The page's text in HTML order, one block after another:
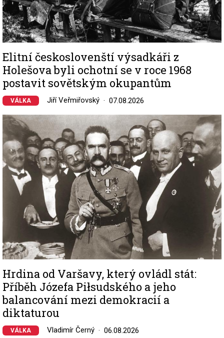
Elitní českoslovenští výsadkáři z
Holešova byli ochotní se v roce 1968
postavit sovětským okupantům
VÁLKA Jiří Veřmiřovský 07.08.2026
Image
Hrdina od Varšavy, který ovládl stát:
Příběh Józefa Piłsudského a jeho
balancování mezi demokracií a
diktaturou
VÁLKA Vladimír Černý 06.08.2026